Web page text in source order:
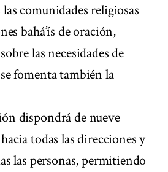
comunidades religiosas
bahá’ís de oración,
las necesidades de
fomenta también la
dispondrá de nueve
todas las direcciones y
las personas, permitiendo